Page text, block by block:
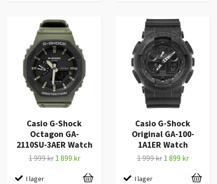
Casio G-Shock
Octagon GA-
2110SU-3AER Watch
1 999 kr 1 899 kr
I lager
Casio G-Shock
Original GA-100-
1A1ER Watch
1 999 kr 1 899 kr
I lager